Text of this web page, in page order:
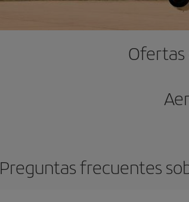
Ofertas
Preguntas frecuentes